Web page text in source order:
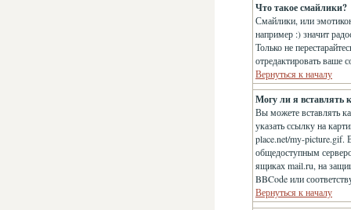
Что такое смайлики?
Смайлики, или
например :) значит
Только не
отредактировать ваше
Вернуться к началу
Могу ли я вставлять
Вы можете вставлять
указать ссылку на
place.net/my-picture.gif.
общедоступным
ящиках mail.ru, на
BBCode или
Вернуться к началу